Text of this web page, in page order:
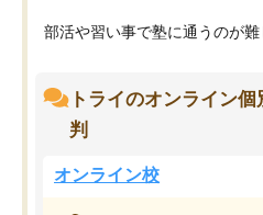
部活や習い事で塾に通うのが難
トライのオンライン
判
オンライン校